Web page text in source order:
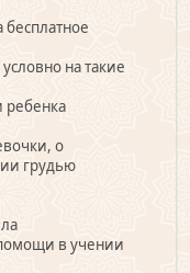
бесплатное
на такие
ребенка
о
грудью
в учении